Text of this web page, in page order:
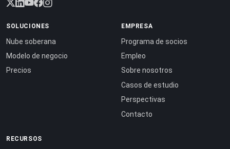
SOLUCIONES
Nube soberana
Modelo de negocio
Precios
EMPRESA
Programa de socios
Empleo
Sobre nosotros
Casos de estudio
Perspectivas
Contacto
RECURSOS